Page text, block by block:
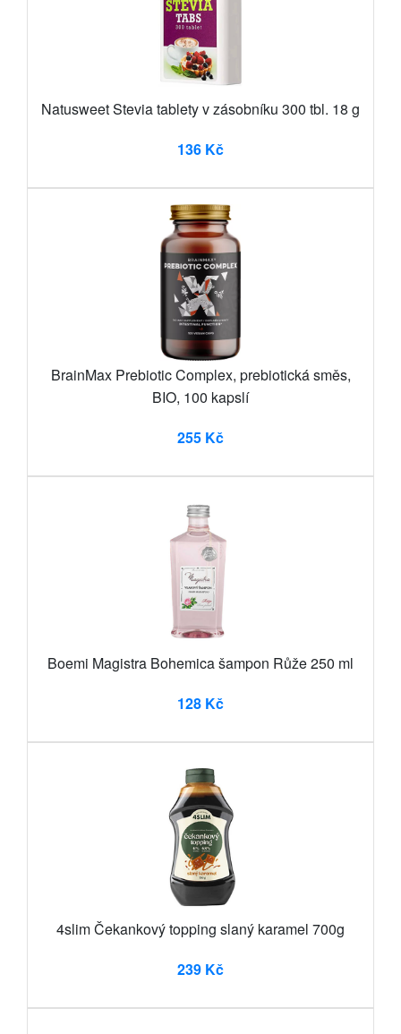
Natusweet Stevia tablety v zásobníku 300 tbl. 18 g
136 Kč
BrainMax Prebiotic Complex, prebiotická směs,
BIO, 100 kapslí
255 Kč
Boemi Magistra Bohemica šampon Růže 250 ml
128 Kč
4slim Čekankový topping slaný karamel 700g
239 Kč